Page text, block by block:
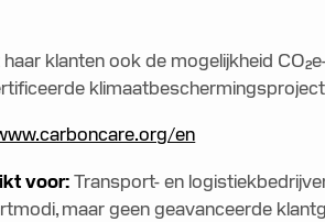
klanten ook de mogelijkheid
en
voor:Transport- en
maar geen geavanceerde